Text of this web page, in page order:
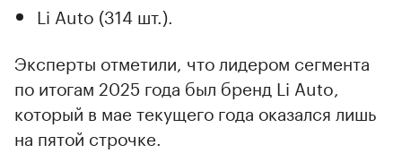
Li Auto (314 шт.).
Эксперты отметили, что лидером сегмента
по итогам 2025 года был бренд Li Auto,
который в мае текущего года оказался лишь
на пятой строчке.